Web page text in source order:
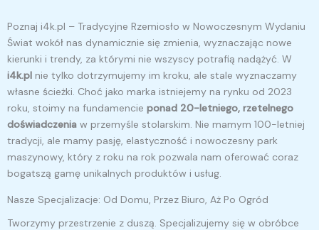
Poznaj i4k.pl – Tradycyjne Rzemiosło w Nowoczesnym Wydaniu
Świat wokół nas dynamicznie się zmienia, wyznaczając nowe
kierunki i trendy, za którymi nie wszyscy potrafią nadążyć. W
i4k.pl nie tylko dotrzymujemy im kroku, ale stale wyznaczamy
własne ścieżki. Choć jako marka istniejemy na rynku od 2023
roku, stoimy na fundamencie ponad 20-letniego, rzetelnego
doświadczenia w przemyśle stolarskim. Nie mamym 100-letniej
tradycji, ale mamy pasję, elastyczność i nowoczesny park
maszynowy, który z roku na rok pozwala nam oferować coraz
bogatszą gamę unikalnych produktów i usług.
Nasze Specjalizacje: Od Domu, Przez Biuro, Aż Po Ogród
Tworzymy przestrzenie z duszą. Specjalizujemy się w obróbce